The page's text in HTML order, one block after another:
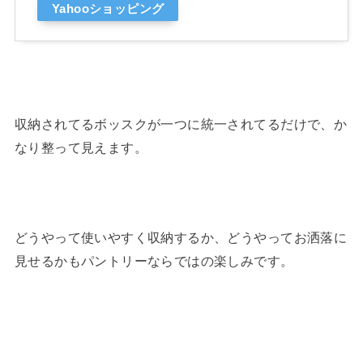
Yahooショッピング
収納されてるボッスクが一つに統一されてるだけで、か
なり整って見えます。
どうやって使いやすく収納するか、どうやってお洒落に
見せるかもパントリーならではの楽しみです。